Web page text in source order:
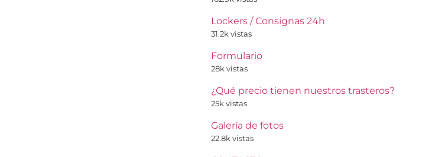
Lockers / Consignas 24h
31.2k vistas
Formulario
28k vistas
¿Qué precio tienen nuestros trasteros?
25k vistas
Galería de fotos
22.8k vistas